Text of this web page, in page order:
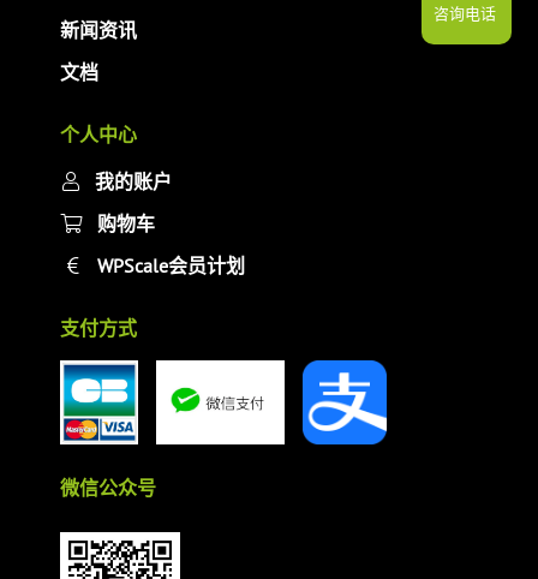
咨询电话
新闻资讯
文档
个人中心
我的账户
购物车
WPScale会员计划
支付方式
微信公众号